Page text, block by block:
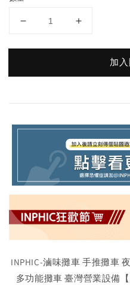
加
INPHIC-滷味攤車 手推攤車
多功能攤車 臺灣營業設備